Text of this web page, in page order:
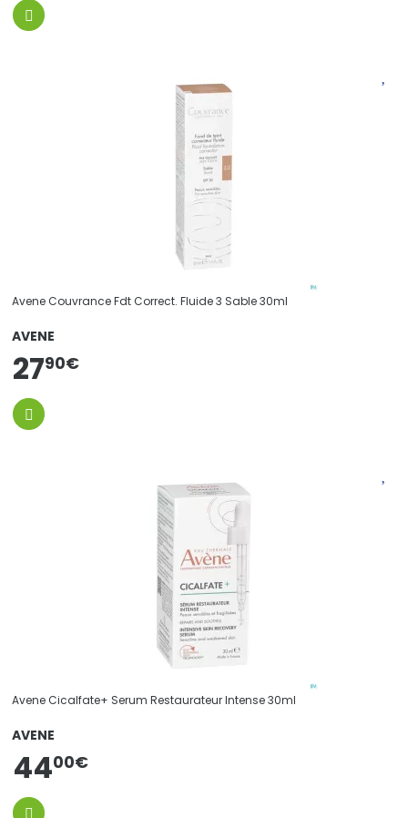
Avene Couvrance Fdt Correct. Fluide 3 Sable 30ml
AVENE
2790€
Avene Cicalfate+ Serum Restaurateur Intense 30ml
AVENE
4400€